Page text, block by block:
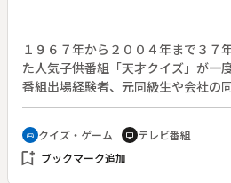
恭子と瓜二つな女の子（鈴木梨央）
陽光からの帰り道、３人で再会する
感謝する恭子と友彦に、美和は今ま
１９６７年から２００４年まで３７
た人気子供番組「天才クイズ」が一
番組出場経験者、元同級生や会社の
成された３人１組５０チーム。進行
ンビ、スピードワゴンの井戸田潤。
で同じく愛知出身の小沢一敬、岐阜
至学館大学レスリング部の栄和人監
sports_esports クイズ・ゲーム tv テレビ番組
bookmark_add ブックマーク追加